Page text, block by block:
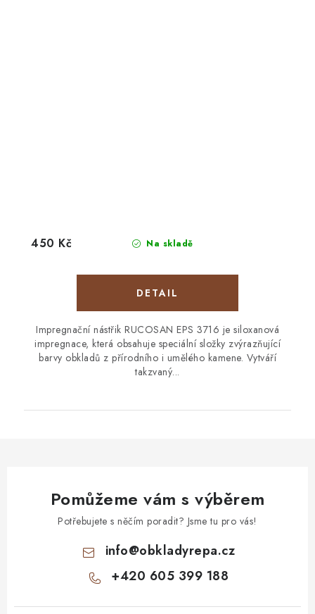
Na skladě
450 Kč
Impregnační nástřik RUCOSAN EPS 3716 je siloxanová
impregnace, která obsahuje speciální složky zvýrazňující
barvy obkladů z přírodního i umělého kamene. Vytváří
takzvaný...
Pomůžeme vám s výběrem
Potřebujete s něčím poradit? Jsme tu pro vás!
info@obkladyrepa.cz
+420 605 399 188